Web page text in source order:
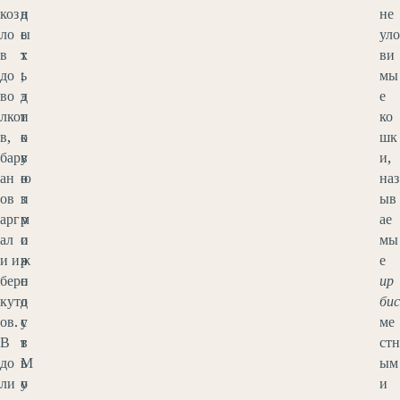
коз
ло
в
до
во
лко
в,
бар
ан
ов
арг
ал
и и
бер
кут
ов.
В
до
ли
н
ы
х
;
э
т
о
в
о
з
м
о
ж
н
о
с
т
ь
у
д
е
т
ь
д
и
к
у
ю
п
р
и
р
о
д
у
в
М
о
не
уло
ви
мы
е
ко
шк
и,
наз
ыв
ае
мы
е
ир
бис
ме
стн
ым
и